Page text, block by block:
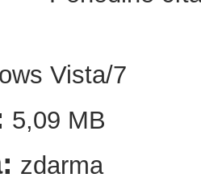
Vista/7
5,09 MB
zdarma